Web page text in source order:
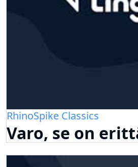
RhinoSpike Classics
Varo, se on